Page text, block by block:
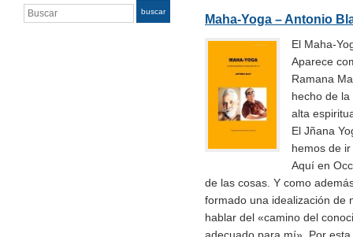
Buscar buscar
Maha-Yoga – Antonio
El Maha-
Aparece
Ramana
hecho de
alta
El Jñana
hemos de
Aquí en
de las cosas. Y como
formado una idealización de
hablar del «camino del